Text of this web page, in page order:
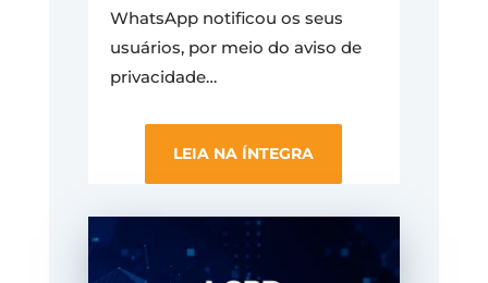
WhatsApp notificou os seus
usuários, por meio do aviso de
privacidade…
LEIA NA ÍNTEGRA